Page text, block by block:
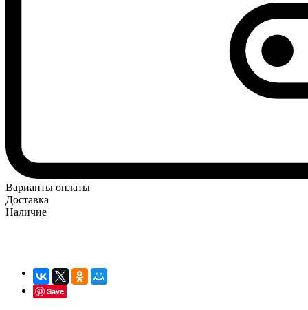
Варианты оплаты
Доставка
Наличие
Save